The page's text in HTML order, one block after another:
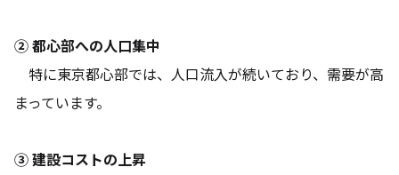
② 都心部への人口集中
特に東京都心部では、人口流入が続いており、需要が高
まっています。
③ 建設コストの上昇